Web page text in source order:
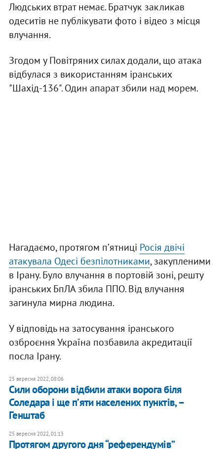
Людських втрат немає. Братчук закликав
одеситів не публікувати фото і відео з місця
влучання.
Згодом у Повітряних силах додали, що атака
відбулася з використанням іранських
"Шахід-136". Один апарат збили над морем.
Нагадаємо, протягом пʼятниці Росія двічі
атакувала Одесі безпілотниками, закупленими
в Ірану. Було влучання в портовій зоні, решту
іранських БпЛА збила ППО. Від влучання
загинула мирна людина.
У відповідь на затосування іранського
озброєння Україна позбавила акредитації
посла Ірану.
25 вересня 2022, 08:06
Сили оборони відбили атаки ворога біля
Соледара і ще пʼяти населених пунктів, –
Генштаб
25 вересня 2022, 01:13
Протягом другого дня “референдумів”